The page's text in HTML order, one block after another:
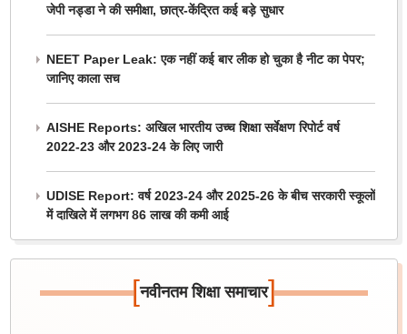
जेपी नड्डा ने की समीक्षा, छात्र-केंद्रित कई बड़े सुधार
NEET Paper Leak: एक नहीं कई बार लीक हो चुका है नीट का पेपर;
जानिए काला सच
AISHE Reports: अखिल भारतीय उच्च शिक्षा सर्वेक्षण रिपोर्ट वर्ष
2022-23 और 2023-24 के लिए जारी
UDISE Report: वर्ष 2023-24 और 2025-26 के बीच सरकारी स्कूलों
में दाखिले में लगभग 86 लाख की कमी आई
[नवीनतम शिक्षा समाचार]